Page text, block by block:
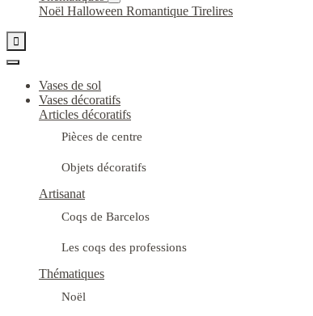
Noël Halloween Romantique Tirelires

Vases de sol
Vases décoratifs
Articles décoratifs
Pièces de centre
Objets décoratifs
Artisanat
Coqs de Barcelos
Les coqs des professions
Thématiques
Noël